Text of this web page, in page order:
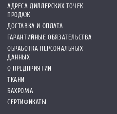
АДРЕСА ДИЛЛЕРСКИХ ТОЧЕК
ПРОДАЖ
ДОСТАВКА И ОПЛАТА
ГАРАНТИЙНЫЕ ОБЯЗАТЕЛЬСТВА
ОБРАБОТКА ПЕРСОНАЛЬНЫХ
ДАННЫХ
О ПРЕДПРИЯТИИ
ТКАНИ
БАХРОМА
СЕРТИФИКАТЫ